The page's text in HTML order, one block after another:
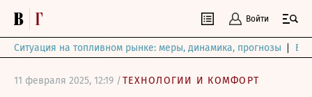
Войти
Ситуация на топливном рынке: меры, динамика, прогнозы
11 февраля 2025, 12:19 /ТЕХНОЛОГИИ И КОМФОРТ